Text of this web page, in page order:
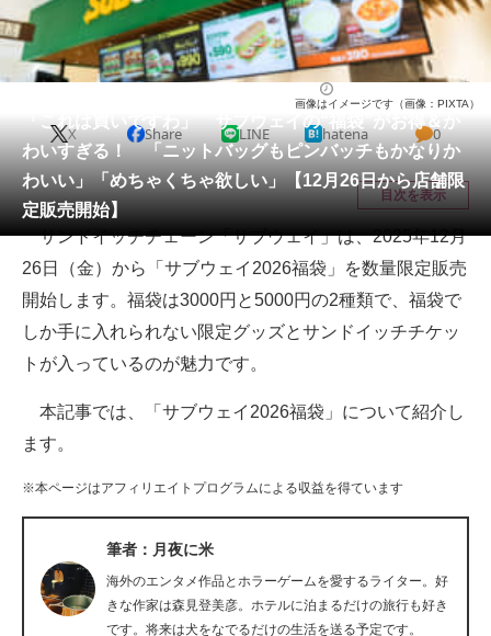
住まい 教育・育児
動物 リサーチ
メディア
注目記事を集めた総合ページ
ITの今と未来を見通す
スマホと通信の最新トレンド
進化するPCとデバイスの未来
好きが集まる 比べて選べる
ビジネスと働き方のヒント
AI活用のいまが分かる
企業ITのトレンドを詳説
経営リーダーのコミュニティ
「これは買いですわ」 サブウェイの“福袋”がお得＆か
わいすぎる！ 「ニットバッグもピンバッチもかなりか
わいい」「めちゃくちゃ欲しい」【12月26日から店舗限
定販売開始】
画像はイメージです（画像：PIXTA）
X Share LINE hatena 0
目次を表示
サンドイッチチェーン「サブウェイ」は、2025年12月
26日（金）から「サブウェイ2026福袋」を数量限定販売
開始します。福袋は3000円と5000円の2種類で、福袋で
しか手に入れられない限定グッズとサンドイッチチケッ
トが入っているのが魅力です。
本記事では、「サブウェイ2026福袋」について紹介し
ます。
※本ページはアフィリエイトプログラムによる収益を得ています
筆者：月夜に米
海外のエンタメ作品とホラーゲームを愛するライター。好
きな作家は森見登美彦。ホテルに泊まるだけの旅行も好き
です。将来は犬をなでるだけの生活を送る予定です。